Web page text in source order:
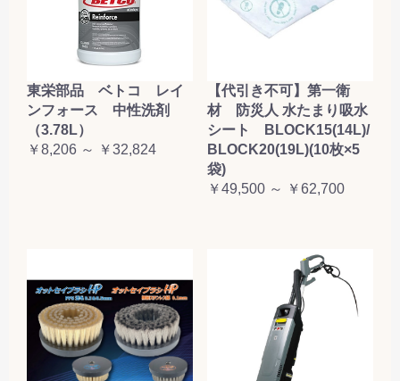
東栄部品 ベトコ レイ
ンフォース 中性洗剤
（3.78L）
￥8,206 ～ ￥32,824
【代引き不可】第一衛
材 防災人 水たまり吸水
シート BLOCK15(14L)/
BLOCK20(19L)(10枚×5
袋)
￥49,500 ～ ￥62,700